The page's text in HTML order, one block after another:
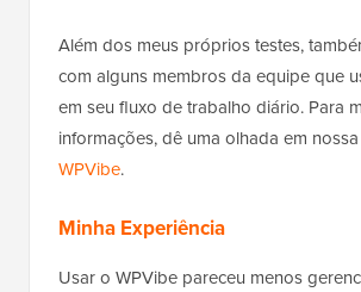
Além dos meus próprios testes,
com alguns membros da equipe que
em seu fluxo de trabalho diário. Para
informações, dê uma olhada em nossa
WPVibe.
Minha Experiência
Usar o WPVibe pareceu menos